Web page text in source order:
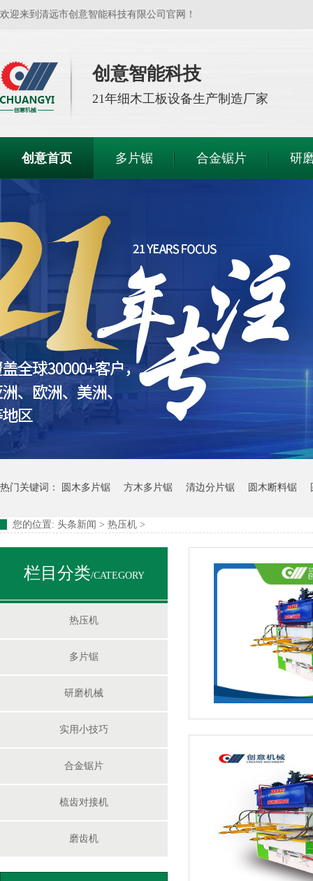
欢迎来到清远市创意智能科技有限公司官网！
创意智能科技
21年细木工板设备生产制造厂家
创意首页 多片锯 合金锯片 研
热门关键词： 圆木多片锯 方木多片锯 清边分片锯 圆木断料锯
您的位置: 头条新闻 > 热压机 >
栏目分类/CATEGORY
热压机
多片锯
研磨机械
实用小技巧
合金锯片
梳齿对接机
磨齿机
大型方木多片锯
方木多片锯
200圆木单链多片锯